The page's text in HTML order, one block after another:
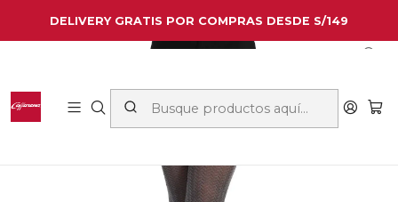
DELIVERY GRATIS POR COMPRAS DESDE S/149